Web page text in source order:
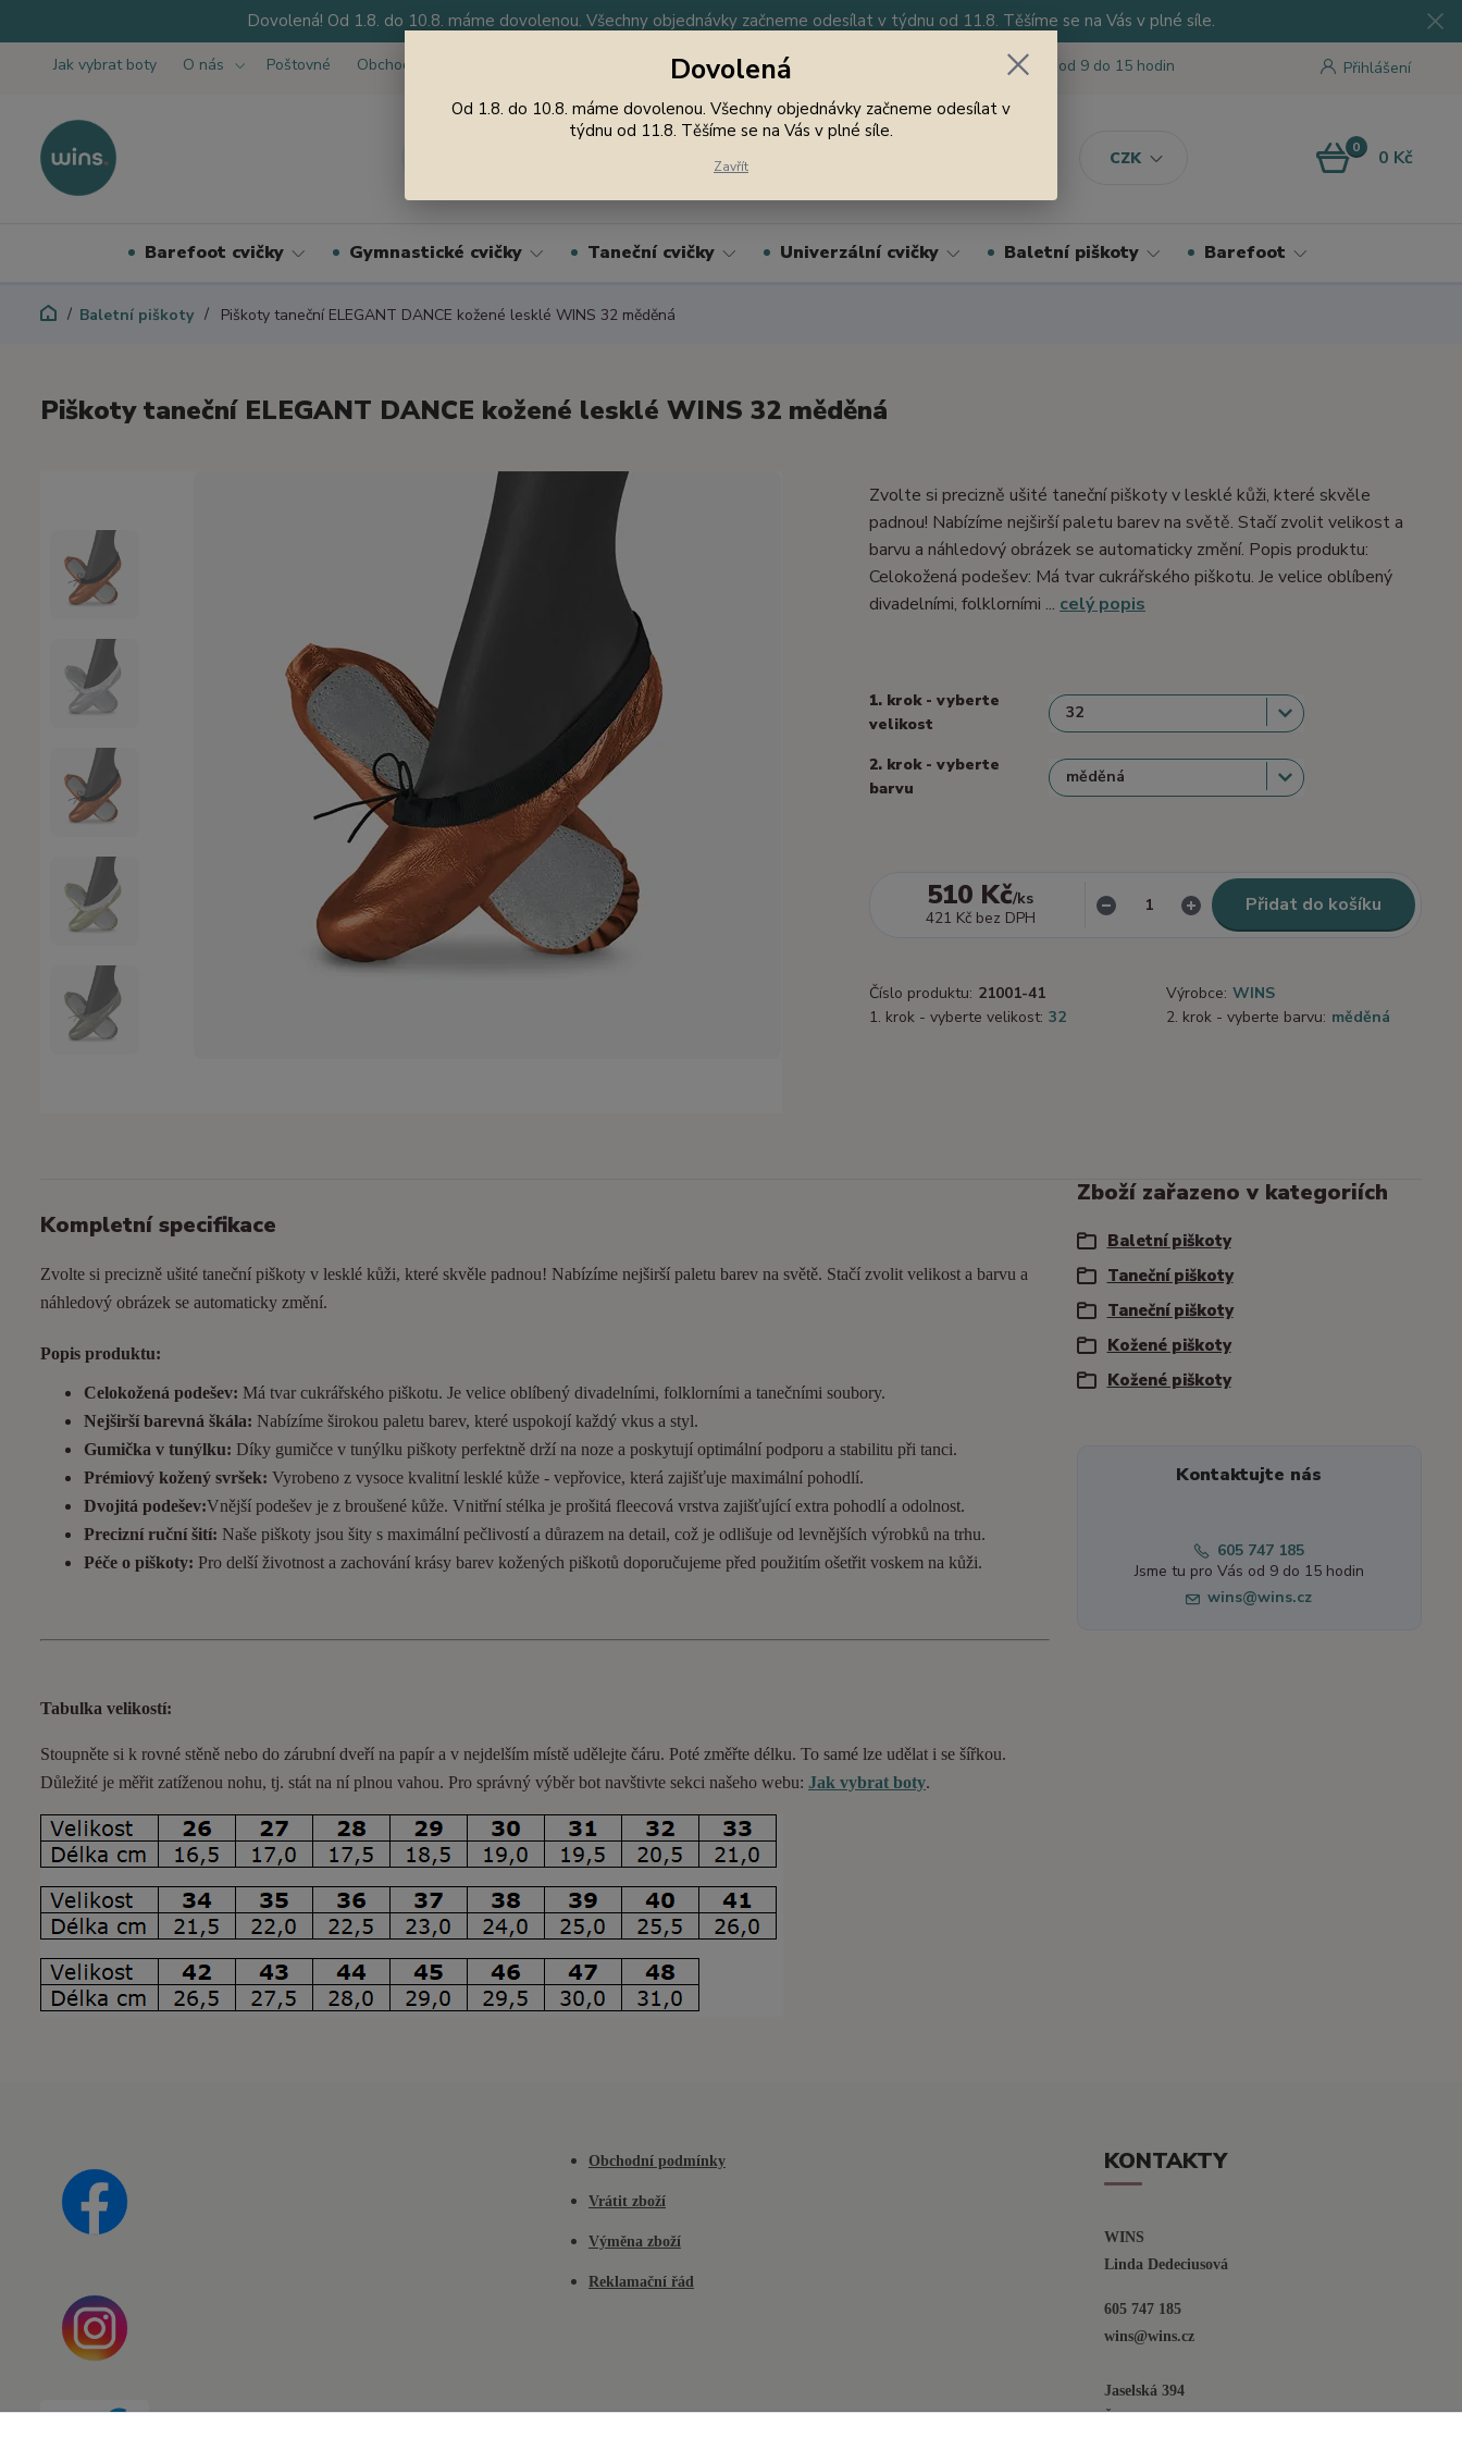
Dovolená! Od 1.8. do 10.8. máme dovolenou. Všechny objednávky začneme odesílat v týdnu od 11.8. Těšíme se na Vás v plné síle.
Jak vybrat boty O nás Poštovné Obchodní podmínky
CZK
Přihlášení
Nevíte si rady? Zavolejte. Jsme tu pro Vás od 9 do 15 hodin
0 0 Kč
Barefoot cvičky Gymnastické cvičky Taneční cvičky Univerzální cvičky Baletní piškoty Barefoot
Baletní piškoty Piškoty taneční ELEGANT DANCE kožené lesklé WINS 32 měděná
Piškoty taneční ELEGANT DANCE kožené lesklé WINS 32 měděná
Zvolte si precizně ušité taneční piškoty v lesklé kůži, které skvěle
padnou! Nabízíme nejširší paletu barev na světě. Stačí zvolit velikost a
barvu a náhledový obrázek se automaticky změní. Popis produktu:
Celokožená podešev: Má tvar cukrářského piškotu. Je velice oblíbený
divadelními, folklorními ... celý popis
1. krok - vyberte
velikost
2. krok - vyberte
barvu
510 Kč/ks
421 Kč bez DPH
Přidat do košíku
Číslo produktu: 21001-41 Výrobce: WINS
1. krok - vyberte velikost: 32 2. krok - vyberte barvu: měděná
Kompletní specifikace
Zvolte si precizně ušité taneční piškoty v lesklé kůži, které skvěle padnou! Nabízíme nejširší paletu barev na světě. Stačí zvolit velikost a barvu a
náhledový obrázek se automaticky změní.
Popis produktu:
Celokožená podešev: Má tvar cukrářského piškotu. Je velice oblíbený divadelními, folklorními a tanečními soubory.
Nejširší barevná škála: Nabízíme širokou paletu barev, které uspokojí každý vkus a styl.
Gumička v tunýlku: Díky gumičce v tunýlku piškoty perfektně drží na noze a poskytují optimální podporu a stabilitu při tanci.
Prémiový kožený svršek: Vyrobeno z vysoce kvalitní lesklé kůže - vepřovice, která zajišťuje maximální pohodlí.
Dvojitá podešev:Vnější podešev je z broušené kůže. Vnitřní stélka je prošitá fleecová vrstva zajišťující extra pohodlí a odolnost.
Precizní ruční šití: Naše piškoty jsou šity s maximální pečlivostí a důrazem na detail, což je odlišuje od levnějších výrobků na trhu.
Péče o piškoty: Pro delší životnost a zachování krásy barev kožených piškotů doporučujeme před použitím ošetřit voskem na kůži.
Tabulka velikostí:
Stoupněte si k rovné stěně nebo do zárubní dveří na papír a v nejdelším místě udělejte čáru. Poté změřte délku. To samé lze udělat i se šířkou.
Důležité je měřit zatíženou nohu, tj. stát na ní plnou vahou. Pro správný výběr bot navštivte sekci našeho webu: Jak vybrat boty.
Zboží zařazeno v kategoriích
Baletní piškoty
Taneční piškoty
Taneční piškoty
Kožené piškoty
Kožené piškoty
Kontaktujte nás
605 747 185
Jsme tu pro Vás od 9 do 15 hodin
wins@wins.cz
Obchodní podmínky
Vrátit zboží
Výměna zboží
Reklamační řád
KONTAKTY
WINS
Linda Dedeciusová
605 747 185
wins@wins.cz
Jaselská 394
Šenov u N. Jičína
Dovolená
Od 1.8. do 10.8. máme dovolenou. Všechny objednávky začneme odesílat v
týdnu od 11.8. Těšíme se na Vás v plné síle.
Zavřít